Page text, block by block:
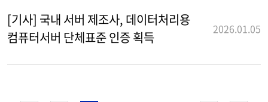
[기사] 국내 서버 제조사, 데이터처리용
컴퓨터서버 단체표준 인증 획득
2026.01.05